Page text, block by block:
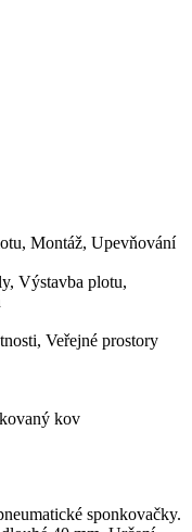
Montáž, Upevňování
Výstavba plotu,
Veřejné prostory
kov
sponkovačky.